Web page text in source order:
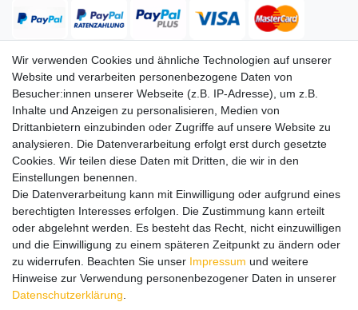
Versand
Service Service
Info Info
Kontakt Kontakt
ImpressumAGB DatenschutzWiderruf Vertrag widerrufen
Alle Preise in Euro inkl. gesetzl. MwSt. zzgl. Versandkosten
nicht anders beschrieben. Änderungen und Irrtümer vorbehalten.
Abbildungen ähnlich.
Wir verwenden Cookies und ähnliche Technologien auf unserer
Website und verarbeiten personenbezogene Daten von
Besucher:innen unserer Webseite (z.B. IP-Adresse), um z.B.
Inhalte und Anzeigen zu personalisieren, Medien von
Drittanbietern einzubinden oder Zugriffe auf unsere Website zu
analysieren. Die Datenverarbeitung erfolgt erst durch gesetzte
Cookies. Wir teilen diese Daten mit Dritten, die wir in den
Einstellungen benennen.
Die Datenverarbeitung kann mit Einwilligung oder aufgrund eines
berechtigten Interesses erfolgen. Die Zustimmung kann erteilt
oder abgelehnt werden. Es besteht das Recht, nicht einzuwilligen
und die Einwilligung zu einem späteren Zeitpunkt zu ändern oder
zu widerrufen. Beachten Sie unser Impressum und weitere
Hinweise zur Verwendung personenbezogener Daten in unserer
Daten­schutz­erklärung